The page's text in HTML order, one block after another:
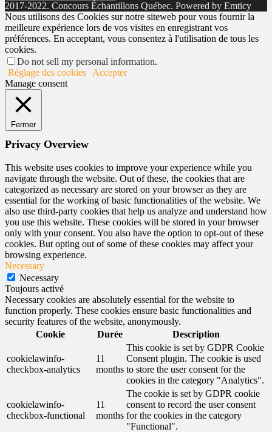
2017-2022. Concours Échantillons Québec. Powered by Emticy
Nous utilisons des Cookies sur notre siteweb pour vous fournir la
meilleure expérience lors de vos visites en enregistrant vos
préférences. En acceptant, vous consentez à l'utilisation de tous les
cookies.
Do not sell my personal information.
Réglage des cookies
Accepter
Manage consent
Fermer
Privacy Overview
This website uses cookies to improve your experience while you
navigate through the website. Out of these, the cookies that are
categorized as necessary are stored on your browser as they are
essential for the working of basic functionalities of the website. We
also use third-party cookies that help us analyze and understand how
you use this website. These cookies will be stored in your browser
only with your consent. You also have the option to opt-out of these
cookies. But opting out of some of these cookies may affect your
browsing experience.
Necessary
Necessary
Toujours activé
Necessary cookies are absolutely essential for the website to
function properly. These cookies ensure basic functionalities and
security features of the website, anonymously.
Cookie
Durée Description
cookielawinfo-
checkbox-analytics
11
months
This cookie is set by GDPR Cookie
Consent plugin. The cookie is used
to store the user consent for the
cookies in the category "Analytics".
cookielawinfo-
checkbox-functional
11
months
The cookie is set by GDPR cookie
consent to record the user consent
for the cookies in the category
"Functional".